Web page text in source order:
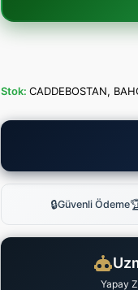
Stok:CADDEBOSTAN,
🔒Güvenli Ödeme
Yapay